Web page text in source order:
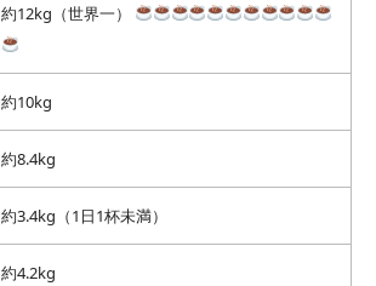
約12kg（世界一）
約10kg
約8.4kg
約3.4kg（1日1杯未満）
約4.2kg